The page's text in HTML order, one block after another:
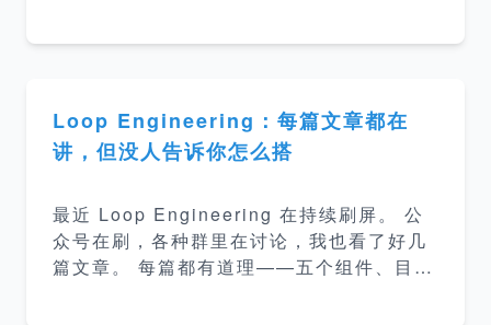
一套方法。 这本来不是坏事。 坏就坏在，
大家的产出开始对不上了。 同一个功能，不
同人让 AI 写出来的代码，风格能差出十万
里截图一发，热闹两句，然后就沉底了。 下
一个新人进来，还是从零开始踩。 文档呢？
散在各个服务的 README 里，或者干脆躺
Loop Engineering：每篇文章都在
讲，但没人告诉你怎么搭
最近 Loop Engineering 在持续刷屏。 公
众号在刷，各种群里在讨论，我也看了好几
篇文章。 每篇都有道理——五个组件、目标